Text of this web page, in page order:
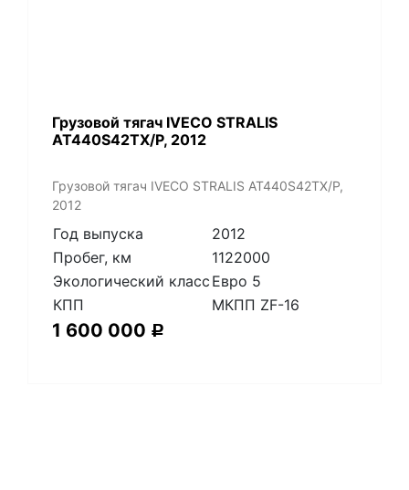
Грузовой тягач IVECO STRALIS
AT440S42TX/P, 2012
Грузовой тягач IVECO STRALIS AT440S42TX/P,
2012
Год выпуска
2012
Пробег, км
1122000
Экологический класс Евро 5
КПП
МКПП ZF-16
1 600 000 Р